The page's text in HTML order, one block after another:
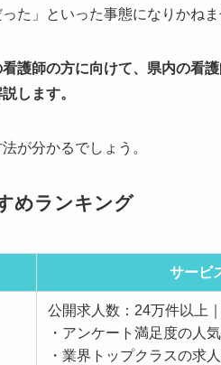
た」といった事態になりかねま
護師の方に向けて、県内の看
します。
が分かるでしょう。
めランキング
サービ
公開求人数：24万件以上
・アンケート満足度の人
・業界トップクラスの求